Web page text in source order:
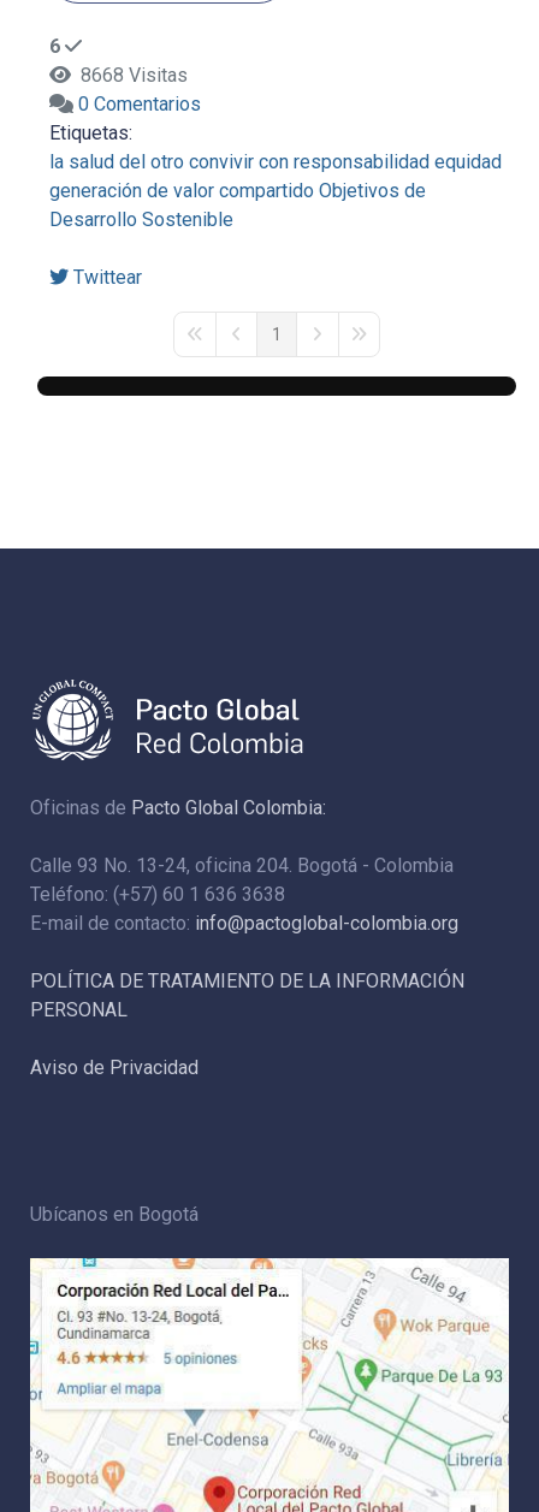
6
8668 Visitas
0 Comentarios
Etiquetas:
la salud del otro convivir con responsabilidad equidad
generación de valor compartido Objetivos de
Desarrollo Sostenible
Twittear
First PagePrevious Page
1
Next PageLast Page
Oficinas de Pacto Global Colombia:
Calle 93 No. 13-24, oficina 204. Bogotá - Colombia
Teléfono: (+57) 60 1 636 3638
E-mail de contacto: info@pactoglobal-colombia.org
POLÍTICA DE TRATAMIENTO DE LA INFORMACIÓN
PERSONAL
Aviso de Privacidad
Ubícanos en Bogotá